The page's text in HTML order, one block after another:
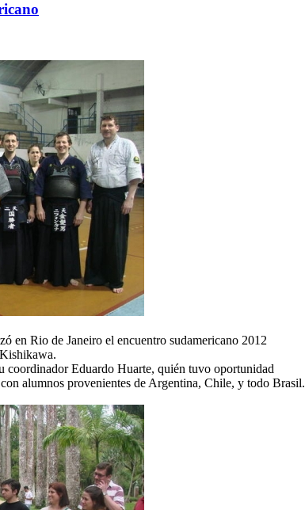
en Rio de Janeiro el encuentro sudamericano 2012
coordinador Eduardo Huarte, quién tuvo oportunidad
alumnos provenientes de Argentina, Chile, y todo Brasil.